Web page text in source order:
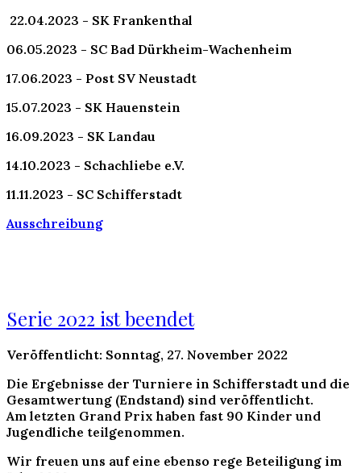
22.04.2023 - SK Frankenthal
06.05.2023 - SC Bad Dürkheim-Wachenheim
17.06.2023 - Post SV Neustadt
15.07.2023 - SK Hauenstein
16.09.2023 - SK Landau
14.10.2023 - Schachliebe e.V.
11.11.2023 - SC Schifferstadt
Ausschreibung
Serie 2022 ist beendet
Veröffentlicht: Sonntag, 27. November 2022
Die Ergebnisse der Turniere in Schifferstadt und die
Gesamtwertung (Endstand) sind veröffentlicht.
Am letzten Grand Prix haben fast 90 Kinder und
Jugendliche teilgenommen.
Wir freuen uns auf eine ebenso rege Beteiligung im